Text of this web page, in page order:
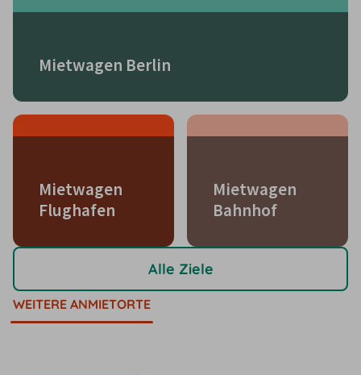
Mietwagen Berlin
Mietwagen
Flughafen
Mietwagen
Bahnhof
Alle Ziele
WEITERE ANMIETORTE